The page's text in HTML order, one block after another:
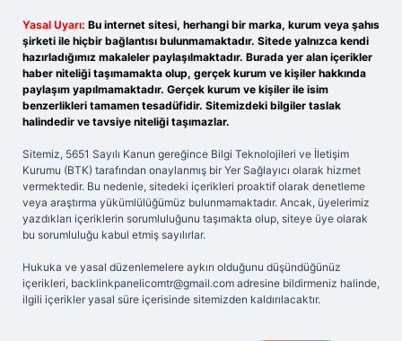
Yasal Uyarı: Bu internet sitesi, herhangi bir marka, kurum veya şahıs
şirketi ile hiçbir bağlantısı bulunmamaktadır. Sitede yalnızca kendi
hazırladığımız makaleler paylaşılmaktadır. Burada yer alan içerikler
haber niteliği taşımamakta olup, gerçek kurum ve kişiler hakkında
paylaşım yapılmamaktadır. Gerçek kurum ve kişiler ile isim
benzerlikleri tamamen tesadüfidir. Sitemizdeki bilgiler taslak
halindedir ve tavsiye niteliği taşımazlar.
Sitemiz, 5651 Sayılı Kanun gereğince Bilgi Teknolojileri ve İletişim
Kurumu (BTK) tarafından onaylanmış bir Yer Sağlayıcı olarak hizmet
vermektedir. Bu nedenle, sitedeki içerikleri proaktif olarak denetleme
veya araştırma yükümlülüğümüz bulunmamaktadır. Ancak, üyelerimiz
yazdıkları içeriklerin sorumluluğunu taşımakta olup, siteye üye olarak
bu sorumluluğu kabul etmiş sayılırlar.
Hukuka ve yasal düzenlemelere aykırı olduğunu düşündüğünüz
içerikleri, backlinkpanelicomtr@gmail.com adresine bildirmeniz halinde,
ilgili içerikler yasal süre içerisinde sitemizden kaldırılacaktır.